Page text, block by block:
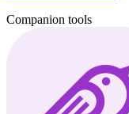
Companion tools